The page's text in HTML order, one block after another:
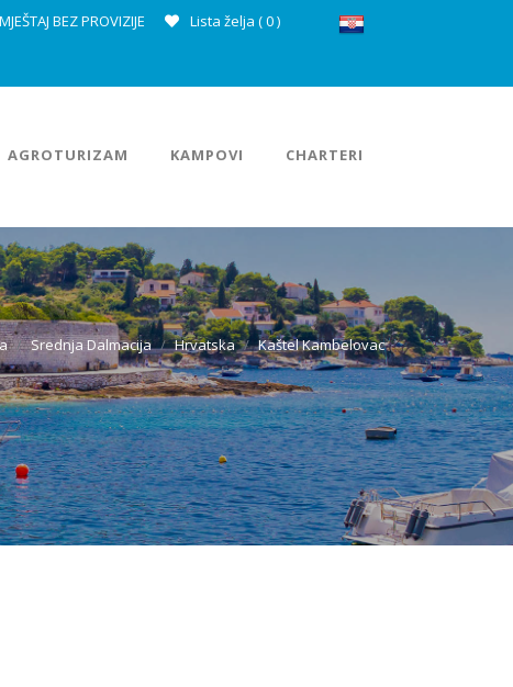
BEZ PROVIZIJE Lista želja (0)
AGROTURIZAM KAMPOVI CHARTERI
Srednja Dalmacija Hrvatska Kaštel Kambelovac